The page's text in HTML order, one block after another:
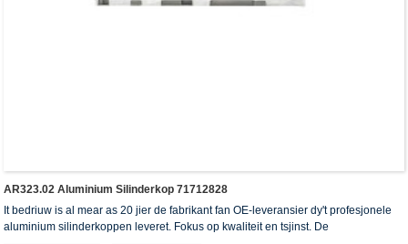
AR323.02 Aluminium Silinderkop 71712828
It bedriuw is al mear as 20 jier de fabrikant fan OE-leveransier dy't profesjonele
aluminium silinderkoppen leveret. Fokus op kwaliteit en tsjinst. De